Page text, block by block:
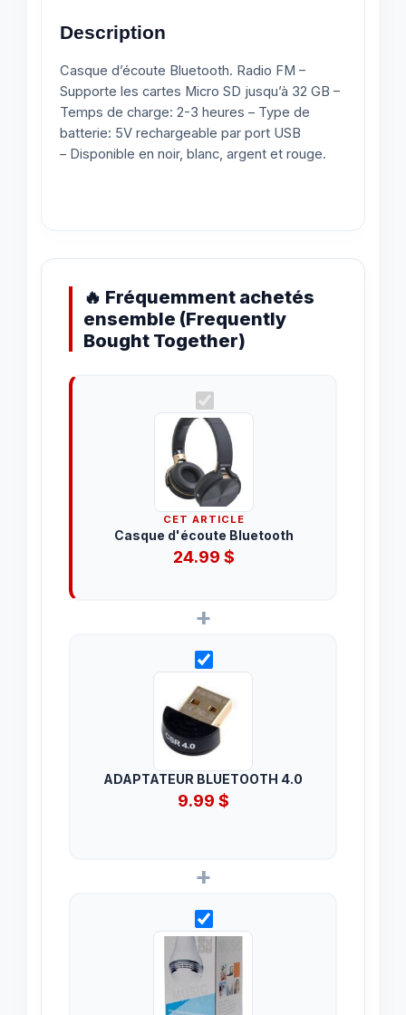
Description
Casque d’écoute Bluetooth. Radio FM –
Supporte les cartes Micro SD jusqu’à 32 GB –
Temps de charge: 2-3 heures – Type de
batterie: 5V rechargeable par port USB
– Disponible en noir, blanc, argent et rouge.
🔥 Fréquemment achetés
ensemble (Frequently
Bought Together)
CET ARTICLE
Casque d'écoute Bluetooth
24.99$
+
ADAPTATEUR BLUETOOTH 4.0
9.99 $
+